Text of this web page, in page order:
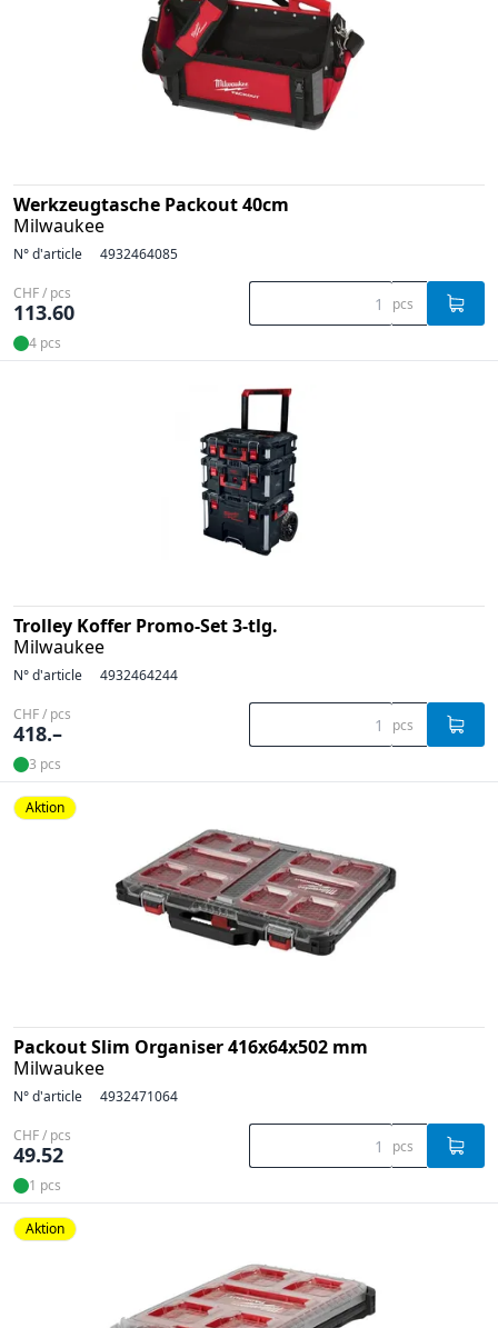
Werkzeugtasche Packout 40cm
Milwaukee
N° d'article 4932464085
CHF / pcs
113.60 pcs
4 pcs
Trolley Koffer Promo-Set 3-tlg.
Milwaukee
N° d'article 4932464244
CHF / pcs
418.– pcs
3 pcs
Aktion
Packout Slim Organiser 416x64x502 mm
Milwaukee
N° d'article 4932471064
CHF / pcs
49.52 pcs
1 pcs
Aktion